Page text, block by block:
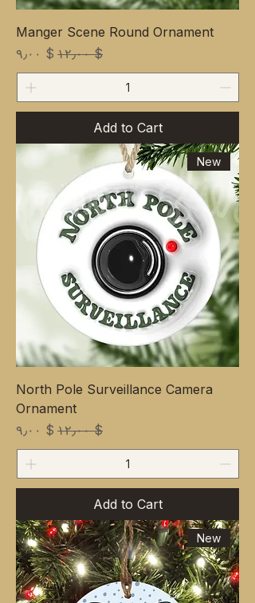
Manger Scene Round Ornament
Regular Price
$ ۱۲٫۰۰ Price
$ ۹٫۰۰
Add to Cart
New
North Pole Surveillance Camera
Ornament
Regular Price
$ ۱۲٫۰۰ Price
$ ۹٫۰۰
Add to Cart
New